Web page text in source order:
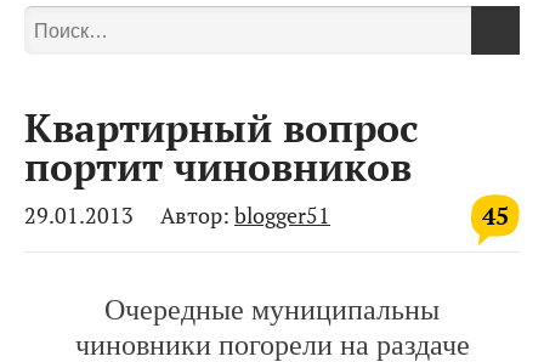
Квартирный вопрос
портит чиновников
45
29.01.2013 Автор: blogger51
Очередные муниципальны
чиновники погорели на раздаче